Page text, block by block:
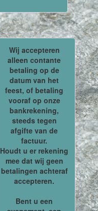
Wij accepteren
alleen contante
betaling op de
datum van het
feest, of betaling
vooraf op onze
bankrekening,
steeds tegen
afgifte van de
factuur.
Houdt u er rekening
mee dat wij geen
betalingen achteraf
accepteren.
Bent u een